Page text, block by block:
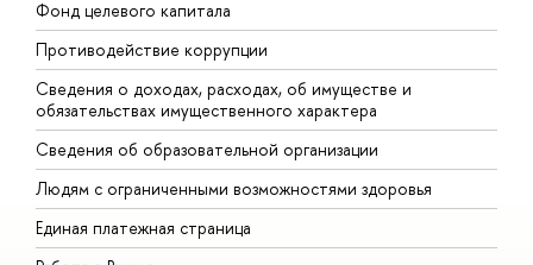
Фонд целевого капитала
Противодействие коррупции
Сведения о доходах, расходах, об имуществе и
обязательствах имущественного характера
Сведения об образовательной организации
Людям с ограниченными возможностями здоровья
Единая платежная страница